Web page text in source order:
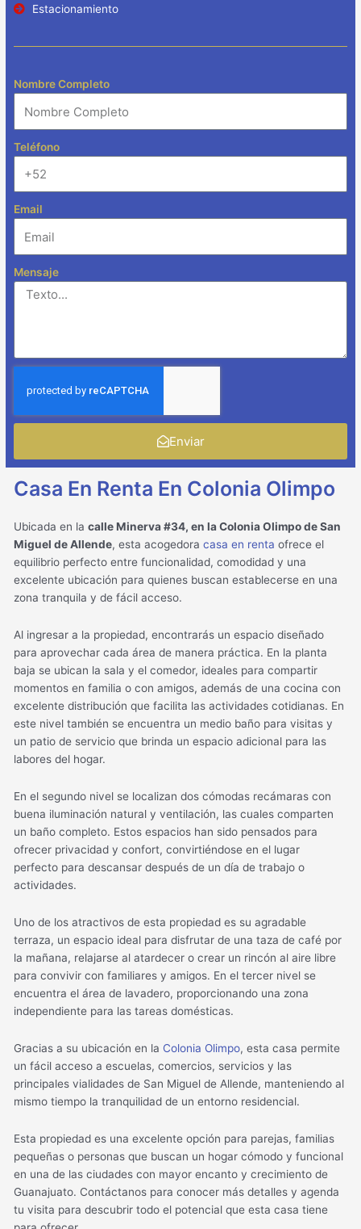
Estacionamiento
Nombre Completo
Teléfono
Email
Mensaje
Enviar
Casa En Renta En Colonia Olimpo
Ubicada en lacalle Minerva #34, en la Colonia Olimpo de San
Miguel de Allende, esta acogedora casa en renta ofrece el
equilibrio perfecto entre funcionalidad, comodidad y una
excelente ubicación para quienes buscan establecerse en una
zona tranquila y de fácil acceso.
Al ingresar a la propiedad, encontrarás un espacio diseñado
para aprovechar cada área de manera práctica. En la planta
baja se ubican la sala y el comedor, ideales para compartir
momentos en familia o con amigos, además de una cocina con
excelente distribución que facilita las actividades cotidianas. En
este nivel también se encuentra un medio baño para visitas y
un patio de servicio que brinda un espacio adicional para las
labores del hogar.
En el segundo nivel se localizan dos cómodas recámaras con
buena iluminación natural y ventilación, las cuales comparten
un baño completo. Estos espacios han sido pensados para
ofrecer privacidad y confort, convirtiéndose en el lugar
perfecto para descansar después de un día de trabajo o
actividades.
Uno de los atractivos de esta propiedad es su agradable
terraza, un espacio ideal para disfrutar de una taza de café por
la mañana, relajarse al atardecer o crear un rincón al aire libre
para convivir con familiares y amigos. En el tercer nivel se
encuentra el área de lavadero, proporcionando una zona
independiente para las tareas domésticas.
Gracias a su ubicación en la Colonia Olimpo, esta casa permite
un fácil acceso a escuelas, comercios, servicios y las
principales vialidades de San Miguel de Allende, manteniendo al
mismo tiempo la tranquilidad de un entorno residencial.
Esta propiedad es una excelente opción para parejas, familias
pequeñas o personas que buscan un hogar cómodo y funcional
en una de las ciudades con mayor encanto y crecimiento de
Guanajuato. Contáctanos para conocer más detalles y agenda
tu visita para descubrir todo el potencial que esta casa tiene